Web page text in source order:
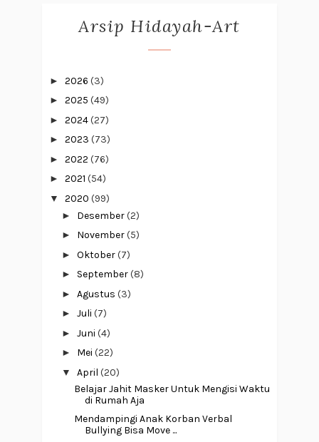
Arsip Hidayah-Art
► 2026 (3)
► 2025 (49)
► 2024(27)
► 2023 (73)
► 2022 (76)
► 2021 (54)
▼ 2020 (99)
► Desember(2)
► November(5)
► Oktober(7)
► September(8)
► Agustus (3)
► Juli (7)
► Juni (4)
► Mei (22)
▼ April (20)
Belajar Jahit Masker Untuk Mengisi Waktu
di Rumah Aja
Mendampingi Anak Korban Verbal
Bullying Bisa Move ...